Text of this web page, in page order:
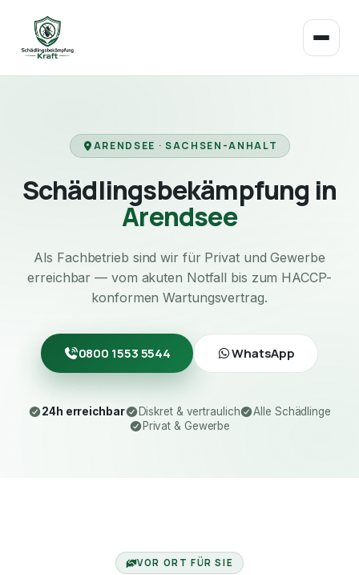
ARENDSEE · SACHSEN-ANHALT
Schädlingsbekämpfung in
Arendsee
Als Fachbetrieb sind wir für Privat und Gewerbe
erreichbar — vom akuten Notfall bis zum HACCP-
konformen Wartungsvertrag.
0800 1553 5544 WhatsApp
24h erreichbar Diskret & vertraulich
Alle Schädlinge
Privat & Gewerbe
VOR ORT FÜR SIE